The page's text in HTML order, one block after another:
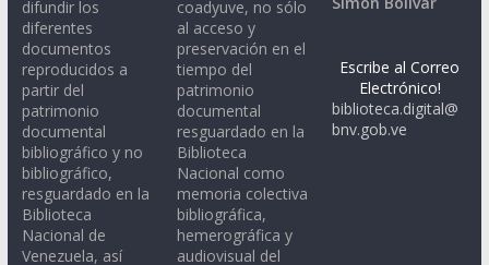
difundir los
diferentes
documentos
reproducidos a
partir del
patrimonio
documental
bibliográfico y no
bibliográfico,
resguardado en la
Biblioteca
Nacional de
Venezuela, así
coadyuve, no sólo
al acceso y
preservación en el
tiempo del
patrimonio
documental
resguardado en la
Biblioteca
Nacional como
memoria colectiva
bibliográfica,
hemerográfica y
audiovisual del
Escribe al Correo
Electrónico!
biblioteca.digital@
bnv.gob.ve